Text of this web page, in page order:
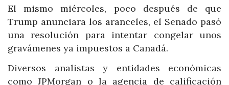
El mismo miércoles, poco después de que
Trump anunciara los aranceles, el Senado pasó
una resolución para intentar congelar unos
gravámenes ya impuestos a Canadá.
Diversos analistas y entidades económicas
como JPMorgan o la agencia de calificación